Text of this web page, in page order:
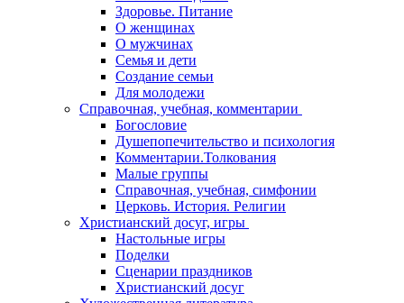
Здоровье. Питание
О женщинах
О мужчинах
Семья и дети
Создание семьи
Для молодежи
Справочная, учебная, комментарии
Богословие
Душепопечительство и психология
Комментарии.Толкования
Малые группы
Справочная, учебная, симфонии
Церковь. История. Религии
Христианский досуг, игры
Настольные игры
Поделки
Сценарии праздников
Христианский досуг